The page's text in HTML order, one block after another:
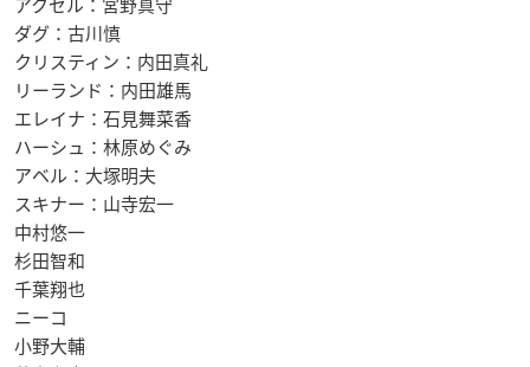
ダグ：古川慎
クリスティン：内田真礼
リーランド：内田雄馬
エレイナ：石見舞菜香
ハーシュ：林原めぐみ
アベル：大塚明夫
スキナー：山寺宏一
中村悠一
杉田智和
千葉翔也
ニーコ
小野大輔